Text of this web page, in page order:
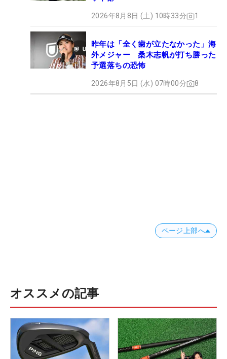
2026年8月8日 (土) 10時33分 1
昨年は「全く歯が立たなかった」海
外メジャー 桑木志帆が打ち勝った
予選落ちの恐怖
2026年8月5日 (水) 07時00分 8
ページ上部へ
オススメの記事